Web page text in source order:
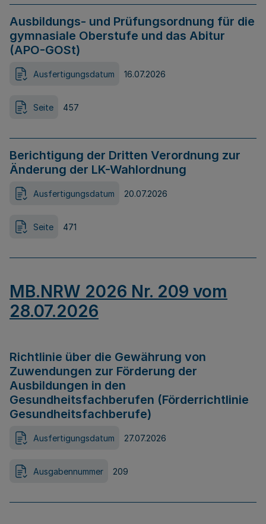
Ausbildungs- und Prüfungsordnung für die
gymnasiale Oberstufe und das Abitur
(APO-GOSt)
Ausfertigungsdatum 16.07.2026
Seite 457
Berichtigung der Dritten Verordnung zur
Änderung der LK-Wahlordnung
Ausfertigungsdatum 20.07.2026
Seite 471
MB.NRW 2026 Nr. 209 vom
28.07.2026
Richtlinie über die Gewährung von
Zuwendungen zur Förderung der
Ausbildungen in den
Gesundheitsfachberufen (Förderrichtlinie
Gesundheitsfachberufe)
Ausfertigungsdatum 27.07.2026
Ausgabennummer 209